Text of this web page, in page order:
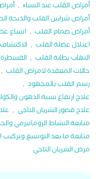
أمراض القلب عند النساﺀ ,
أمراض شرايين القلب والذبحة
أمراض صمام القلب , اتساع
اعتلال عضلة القلب ,
التهاب بطانة القلب , القسطرة
حالات المعقدة لامراض القلب ,
رسم القلب بالمجهود ,
علاج ارتفاع نسبة الدهون
علاج قصور الشريان التاجى ,
متابعة النشاط الروماتيزمي
متابعة ما بعد التوسيع وتركيب
مرض الشريان التاجي